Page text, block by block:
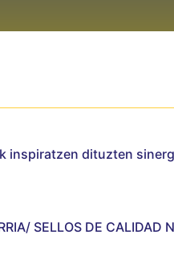
inspiratzen dituzten
SELLOS DE CALIDAD